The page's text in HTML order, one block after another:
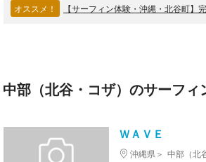
オススメ！
中部（北谷・コザ）のサーフィ
ＷＡＶＥ
沖縄県 中部（北